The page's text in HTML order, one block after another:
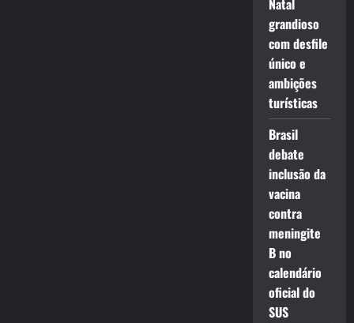
Natal
grandioso
com desfile
único e
ambições
turísticas
Brasil
debate
inclusão da
vacina
contra
meningite
B no
calendário
oficial do
SUS